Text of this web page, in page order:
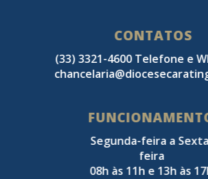
CONTATOS
(33) 3321-4600 Telefone e
Segunda-feira a
feira
08h às 11h e 13h às